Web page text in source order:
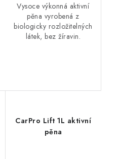
Vysoce výkonná aktivní
pěna vyrobená z
biologicky rozložitelných
látek, bez žíravin.
CarPro Lift 1L aktivní
pěna